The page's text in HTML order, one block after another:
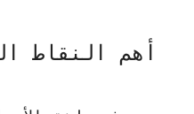
أهم النقاط